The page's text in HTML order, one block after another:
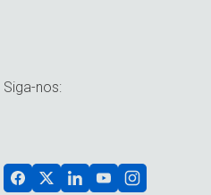
Siga-nos: